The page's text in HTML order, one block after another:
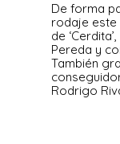
De forma
rodaje este
de
Pereda y
También
Rodrigo